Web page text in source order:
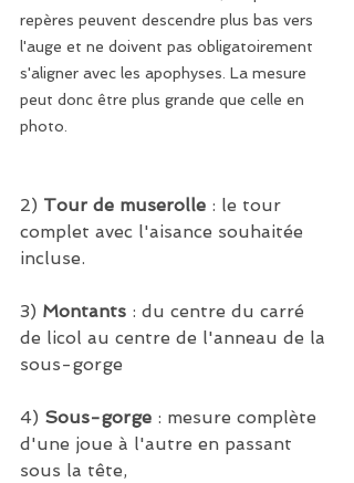
repères peuvent descendre plus bas vers
l'auge et ne doivent pas obligatoirement
s'aligner avec les apophyses. La mesure
peut donc être plus grande que celle en
photo.
2) Tour de muserolle : le tour
complet avec l'aisance souhaitée
incluse.
3) Montants : du centre du carré
de licol au centre de l'anneau de la
sous-gorge
4) Sous-gorge : mesure complète
d'une joue à l'autre en passant
sous la tête,